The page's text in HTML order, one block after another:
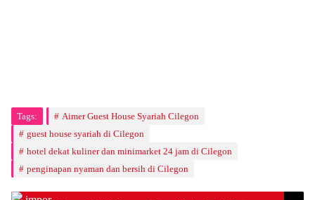
Tags:
Aimer Guest House Syariah Cilegon
guest house syariah di Cilegon
hotel dekat kuliner dan minimarket 24 jam di Cilegon
penginapan nyaman dan bersih di Cilegon